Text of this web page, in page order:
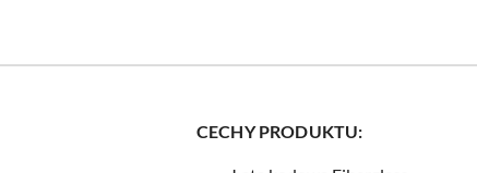
CECHY PRODUKTU: